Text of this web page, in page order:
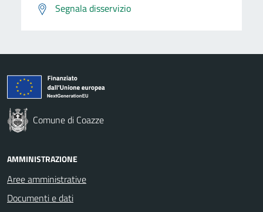
Segnala disservizio
Comune di Coazze
AMMINISTRAZIONE
Aree amministrative
Documenti e dati